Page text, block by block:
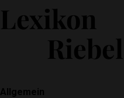
Lexikon
Allgemein